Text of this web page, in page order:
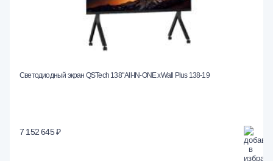
Светодиодный экран QSTech 138" All-IN-ONE xWall Plus 138-19
7 152 645 ₽